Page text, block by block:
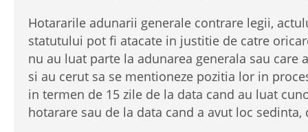
Hotararile adunarii generale contrare legii,
statutului pot fi atacate in justitie de catre
nu au luat parte la adunarea generala sau care
si au cerut sa se mentioneze pozitia lor in
in termen de 15 zile de la data cand au luat
hotarare sau de la data cand a avut loc sedinta,